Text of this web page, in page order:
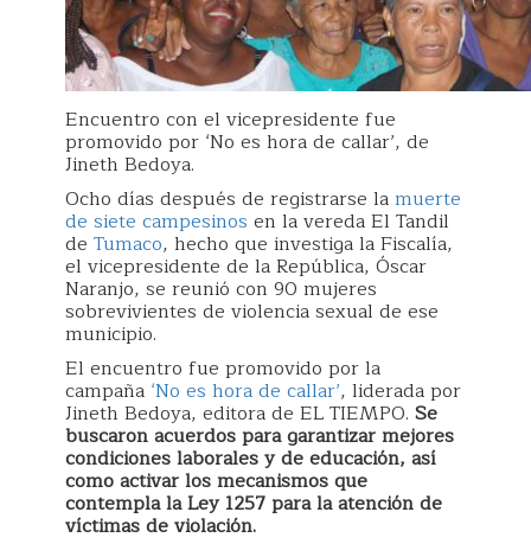
Encuentro con el vicepresidente fue
promovido por ‘No es hora de callar’, de
Jineth Bedoya.
Ocho días después de registrarse lamuerte
de siete campesinos en la vereda El Tandil
de Tumaco, hecho que investiga la Fiscalía,
el vicepresidente de la República, Óscar
Naranjo, se reunió con 90 mujeres
sobrevivientes de violencia sexual de ese
municipio.
El encuentro fue promovido por la
campaña ‘No es hora de callar’, liderada por
Jineth Bedoya, editora de EL TIEMPO. Se
buscaron acuerdos para garantizar mejores
condiciones laborales y de educación, así
como activar los mecanismos que
contempla la Ley 1257 para la atención de
víctimas de violación.